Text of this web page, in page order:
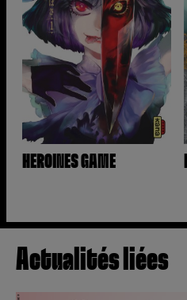
HEROINES GAME
Actualités liées